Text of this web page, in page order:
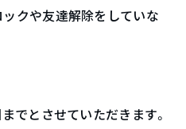
クや友達解除をしていな
でとさせていただきます。